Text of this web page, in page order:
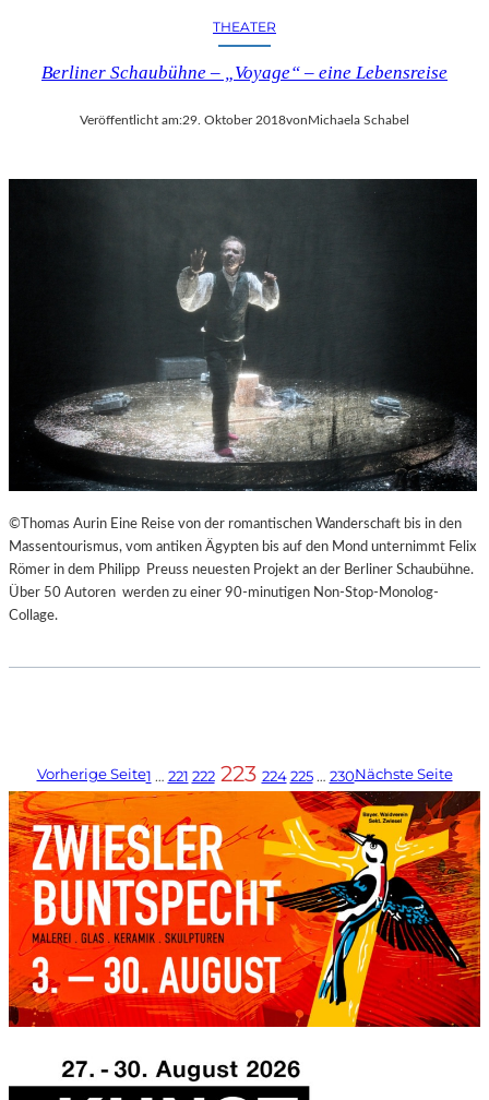
THEATER
Berliner Schaubühne – „Voyage“ – eine Lebensreise
Veröffentlicht am:29. Oktober 2018vonMichaela Schabel
©Thomas Aurin Eine Reise von der romantischen Wanderschaft bis in den
Massentourismus, vom antiken Ägypten bis auf den Mond unternimmt Felix
Römer in dem Philipp Preuss neuesten Projekt an der Berliner Schaubühne.
Über 50 Autoren werden zu einer 90-minutigen Non-Stop-Monolog-
Collage.
Vorherige Seite1 … 221 222 223 224 225 … 230Nächste Seite